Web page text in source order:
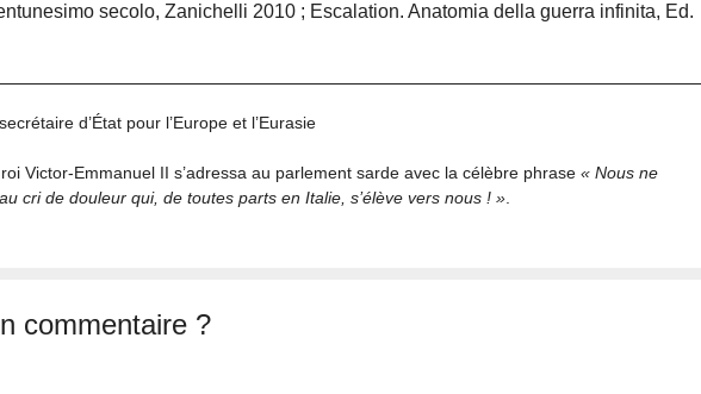
secolo, Zanichelli 2010 ; Escalation. Anatomia della guerra infinita, Ed.
d’État pour l’Europe et l’Eurasie
Victor-Emmanuel II s’adressa au parlement sarde avec la célèbre phrase « Nous ne
cri de douleur qui, de toutes parts en Italie, s’élève vers nous ! ».
commentaire ?